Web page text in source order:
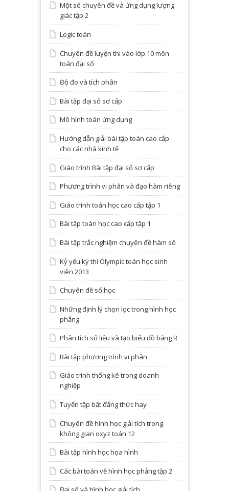
Một số chuyên đề và ứng dụng lượng
giác tập 2
Logic toán
Chuyên đề luyện thi vào lớp 10 môn
toán đại số
Độ đo và tích phân
Bài tập đại số sơ cấp
Mô hình toán ứng dụng
Hướng dẫn giải bài tập toán cao cấp
cho các nhà kinh tế
Giáo trình Bài tập đại số sơ cấp
Phương trình vi phân và đạo hàm riêng
Giáo trình toán học cao cấp tập 1
Bài tập toán học cao cấp tập 1
Bài tập trắc nghiệm chuyên đề hàm số
Kỷ yếu kỳ thi Olympic toán học sinh
viên 2013
Chuyên đề số học
Những định lý chọn lọc trong hình học
phẳng
Phân tích số liệu và tạo biểu đồ bằng R
Bài tập phương trình vi phân
Giáo trình thống kê trong doanh
nghiệp
Tuyển tập bất đẳng thức hay
Chuyên đề hình học giải tích trong
không gian oxyz toán 12
Bài tập hình học họa hình
Các bài toán về hình học phẳng tập 2